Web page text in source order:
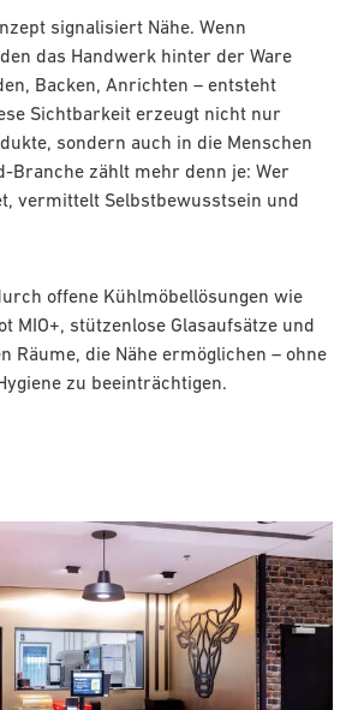
signalisiert Nähe. Wenn
das Handwerk hinter der Ware
Backen, Anrichten – entsteht
Sichtbarkeit erzeugt nicht nur
sondern auch in die Menschen
Branche zählt mehr denn je: Wer
vermittelt Selbstbewusstsein und
offene Kühlmöbellösungen wie
MIO+ , stützenlose Glasaufsätze und
Räume, die Nähe ermöglichen – ohne
zu beeinträchtigen.